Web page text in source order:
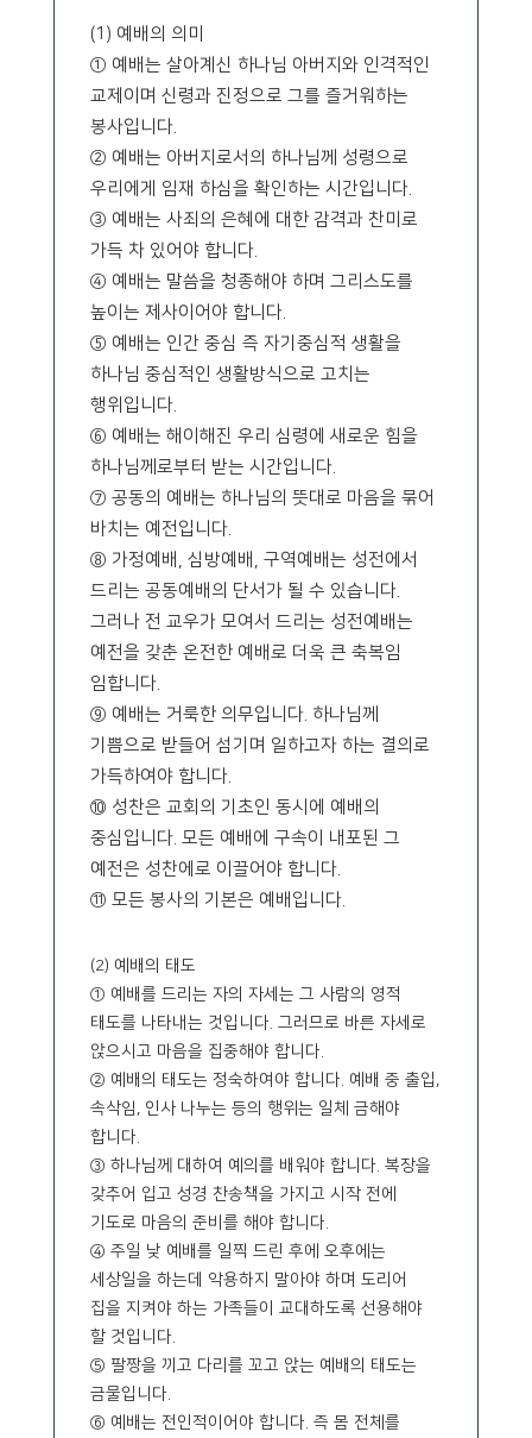
(1) 예배의 의미
① 예배는 살아계신 하나님 아버지와 인격적인
교제이며 신령과 진정으로 그를 즐거워하는
봉사입니다.
② 예배는 아버지로서의 하나님께 성령으로
우리에게 임재 하심을 확인하는 시간입니다.
③ 예배는 사죄의 은혜에 대한 감격과 찬미로
가득 차 있어야 합니다.
④ 예배는 말씀을 청종해야 하며 그리스도를
높이는 제사이어야 합니다.
⑤ 예배는 인간 중심 즉 자기중심적 생활을
하나님 중심적인 생활방식으로 고치는
행위입니다.
⑥ 예배는 해이해진 우리 심령에 새로운 힘을
하나님께로부터 받는 시간입니다.
⑦ 공동의 예배는 하나님의 뜻대로 마음을 묶어
바치는 예전입니다.
⑧ 가정예배, 심방예배, 구역예배는 성전에서
드리는 공동예배의 단서가 될 수 있습니다.
그러나 전 교우가 모여서 드리는 성전예배는
예전을 갖춘 온전한 예배로 더욱 큰 축복임
임합니다.
⑨ 예배는 거룩한 의무입니다. 하나님께
기쁨으로 받들어 섬기며 일하고자 하는 결의로
가득하여야 합니다.
⑩ 성찬은 교회의 기초인 동시에 예배의
중심입니다. 모든 예배에 구속이 내포된 그
예전은 성찬에로 이끌어야 합니다.
⑪ 모든 봉사의 기본은 예배입니다.
(2) 예배의 태도
① 예배를 드리는 자의 자세는 그 사람의 영적
태도를 나타내는 것입니다. 그러므로 바른 자세로
앉으시고 마음을 집중해야 합니다.
② 예배의 태도는 정숙하여야 합니다. 예배 중 출입,
속삭임, 인사 나누는 등의 행위는 일체 금해야
합니다.
③ 하나님께 대하여 예의를 배워야 합니다. 복장을
갖추어 입고 성경 찬송책을 가지고 시작 전에
기도로 마음의 준비를 해야 합니다.
④ 주일 낮 예배를 일찍 드린 후에 오후에는
세상일을 하는데 악용하지 말아야 하며 도리어
집을 지켜야 하는 가족들이 교대하도록 선용해야
할 것입니다.
⑤ 팔짱을 끼고 다리를 꼬고 앉는 예배의 태도는
금물입니다.
⑥ 예배는 전인적이어야 합니다. 즉 몸 전체를